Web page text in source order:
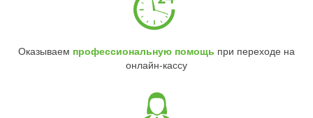
Оказываем профессиональную помощь при переходе на
онлайн-кассу